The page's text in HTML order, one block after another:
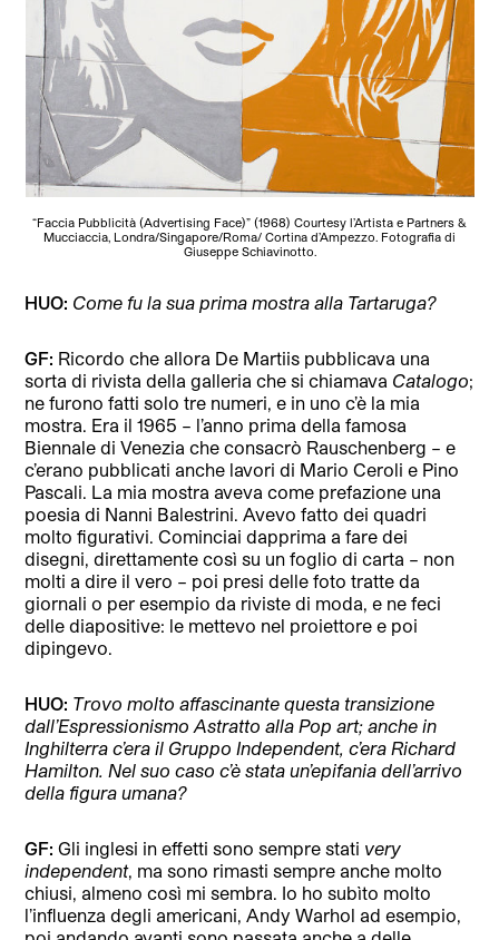
“Faccia Pubblicità (Advertising Face)” (1968) Courtesy l’Artista e Partners &
Mucciaccia, Londra/Singapore/Roma/ Cortina d’Ampezzo. Fotografia di
Giuseppe Schiavinotto.
HUO: Come fu la sua prima mostra alla Tartaruga?
GF: Ricordo che allora De Martiis pubblicava una
sorta di rivista della galleria che si chiamava Catalogo;
ne furono fatti solo tre numeri, e in uno c’è la mia
mostra. Era il 1965 – l’anno prima della famosa
Biennale di Venezia che consacrò Rauschenberg – e
c’erano pubblicati anche lavori di Mario Ceroli e Pino
Pascali. La mia mostra aveva come prefazione una
poesia di Nanni Balestrini. Avevo fatto dei quadri
molto figurativi. Cominciai dapprima a fare dei
disegni, direttamente così su un foglio di carta – non
molti a dire il vero – poi presi delle foto tratte da
giornali o per esempio da riviste di moda, e ne feci
delle diapositive: le mettevo nel proiettore e poi
dipingevo.
HUO: Trovo molto affascinante questa transizione
dall’Espressionismo Astratto alla Pop art; anche in
Inghilterra c’era il Gruppo Independent, c’era Richard
Hamilton. Nel suo caso c’è stata un’epifania dell’arrivo
della figura umana?
GF:Gli inglesi in effetti sono sempre stati very
independent, ma sono rimasti sempre anche molto
chiusi, almeno così mi sembra. Io ho subìto molto
l’influenza degli americani, Andy Warhol ad esempio,